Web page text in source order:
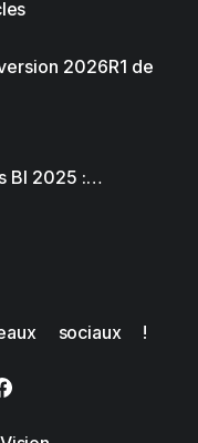
2026R1 de
BI 2025 :…
sociaux !